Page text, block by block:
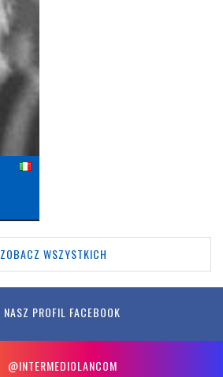
ZOBACZ WSZYSTKICH
NASZ PROFIL FACEBOOK
@INTERMEDIOLANCOM